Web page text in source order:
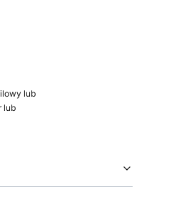
lub
lub